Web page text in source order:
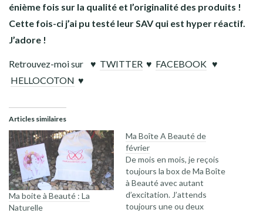
énième fois sur la qualité et l’originalité des produits !
Cette fois-ci j’ai pu testé leur SAV qui est hyper réactif.
J’adore !
Retrouvez-moi sur ♥ TWITTER ♥ FACEBOOK ♥
HELLOCOTON ♥
Articles similaires
Ma boite à Beauté : La
Naturelle
Ma Boîte A Beauté de
février
De mois en mois, je reçois
toujours la box de Ma Boîte
à Beauté avec autant
d’excitation. J’attends
toujours une ou deux